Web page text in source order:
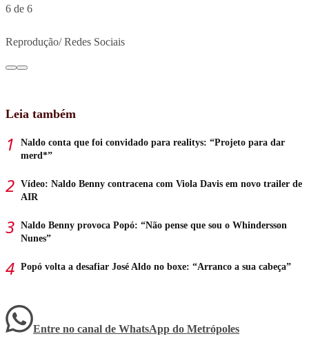
6 de 6
Reprodução/ Redes Sociais
Leia também
Naldo conta que foi convidado para realitys: “Projeto para dar
merd*”
Vídeo: Naldo Benny contracena com Viola Davis em novo trailer de
AIR
Naldo Benny provoca Popó: “Não pense que sou o Whindersson
Nunes”
Popó volta a desafiar José Aldo no boxe: “Arranco a sua cabeça”
Entre no canal de WhatsApp do Metrópoles